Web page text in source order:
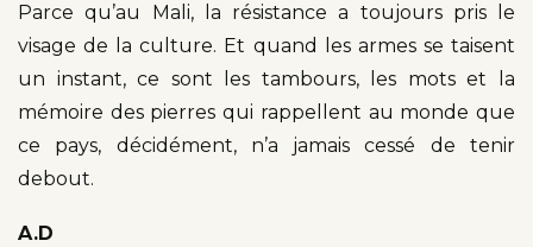
Parce qu’au Mali, la résistance a toujours pris le
visage de la culture. Et quand les armes se taisent
un instant, ce sont les tambours, les mots et la
mémoire des pierres qui rappellent au monde que
ce pays, décidément, n’a jamais cessé de tenir
debout.
A.D